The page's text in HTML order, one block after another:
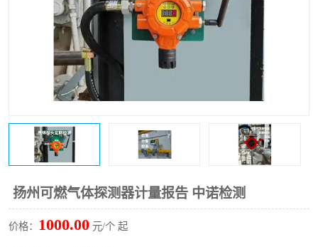
扬州可燃气体探测器计量报告 中诺检测
价格： 1000.00 元/个 起
防爆资质证书 各国防爆认证
防爆培训 SIL认证
防爆电气检测机构 防爆合格证代理机构